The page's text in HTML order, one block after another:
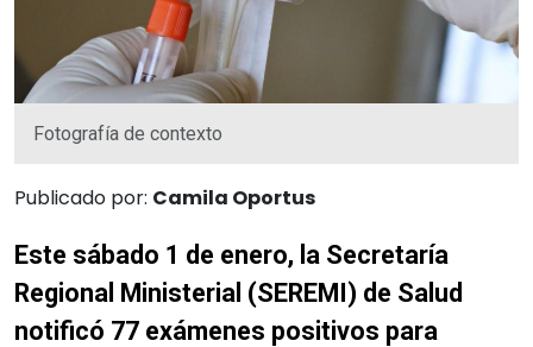
Fotografía de contexto
Publicado por: Camila Oportus
Este sábado 1 de enero, la Secretaría
Regional Ministerial (SEREMI) de Salud
notificó 77 exámenes positivos para